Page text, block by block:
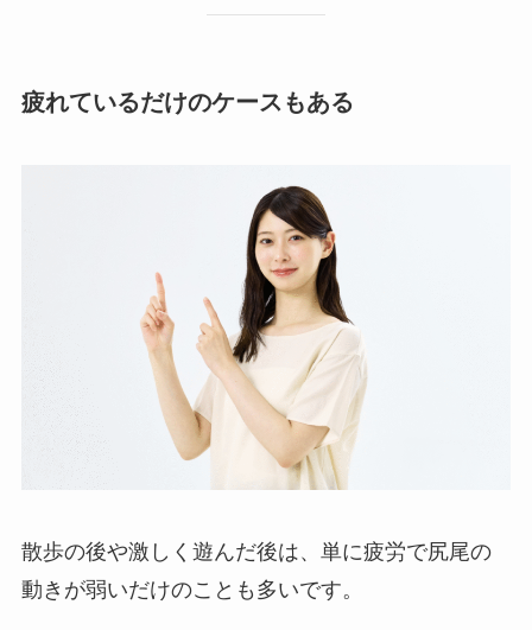
疲れているだけのケースもある
散歩の後や激しく遊んだ後は、単に疲労で尻尾の
動きが弱いだけのことも多いです。